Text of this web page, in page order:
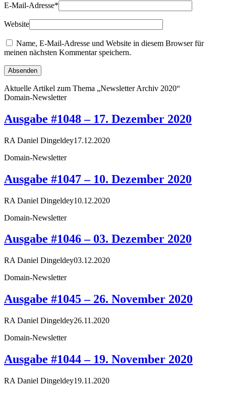
E-Mail-Adresse*
Website
Name, E-Mail-Adresse und Website in diesem Browser für
meinen nächsten Kommentar speichern.
Aktuelle Artikel zum Thema „Newsletter Archiv 2020“
Domain-Newsletter
Ausgabe #1048 – 17. Dezember 2020
RA Daniel Dingeldey17.12.2020
Domain-Newsletter
Ausgabe #1047 – 10. Dezember 2020
RA Daniel Dingeldey10.12.2020
Domain-Newsletter
Ausgabe #1046 – 03. Dezember 2020
RA Daniel Dingeldey03.12.2020
Domain-Newsletter
Ausgabe #1045 – 26. November 2020
RA Daniel Dingeldey26.11.2020
Domain-Newsletter
Ausgabe #1044 – 19. November 2020
RA Daniel Dingeldey19.11.2020